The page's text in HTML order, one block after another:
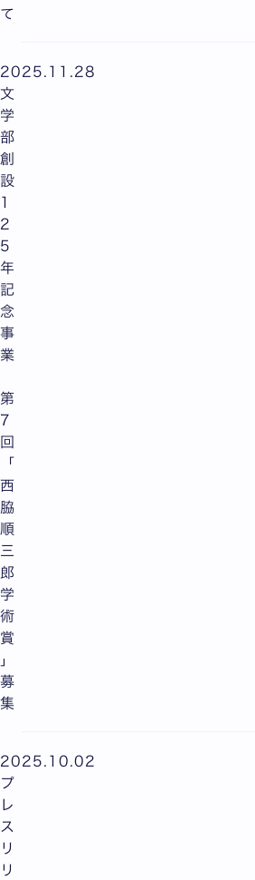
て
2025.11.28
文
学
部
創
設
1
2
5
年
記
念
事
業
第
7
回
「
西
脇
順
三
郎
学
術
賞
」
募
集
2025.10.02
プ
レ
ス
リ
リ